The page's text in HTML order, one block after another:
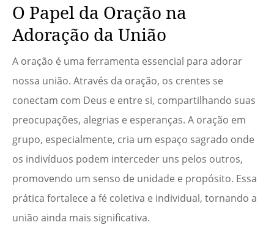
O Papel da Oração na
Adoração da União
A oração é uma ferramenta essencial para adorar
nossa união. Através da oração, os crentes se
conectam com Deus e entre si, compartilhando suas
preocupações, alegrias e esperanças. A oração em
grupo, especialmente, cria um espaço sagrado onde
os indivíduos podem interceder uns pelos outros,
promovendo um senso de unidade e propósito. Essa
prática fortalece a fé coletiva e individual, tornando a
união ainda mais significativa.